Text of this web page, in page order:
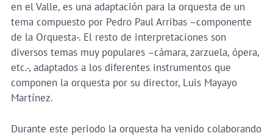
en el Valle, es una adaptación para la orquesta de un
tema compuesto por Pedro Paul Arribas –componente
de la Orquesta-. El resto de interpretaciones son
diversos temas muy populares –cámara, zarzuela, ópera,
etc.-, adaptados a los diferentes instrumentos que
componen la orquesta por su director, Luis Mayayo
Martínez.
Durante este periodo la orquesta ha venido colaborando